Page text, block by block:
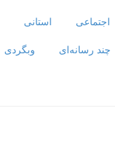
اجتماعی استانی
چند رسانه‌ای وبگردی